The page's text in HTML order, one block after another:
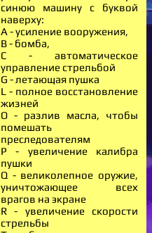
синюю машину с буквой
наверху:
А - усиление вооружения,
В - бомба,
С - автоматическое
управление стрельбой
G - летающая пушка
L - полное восстановление
жизней
O - разлив масла, чтобы
помешать
преследователям
Р - увеличение калибра
пушки
Q - великолепное оружие,
уничтожающее всех
врагов на экране
R - увеличение скорости
стрельбы